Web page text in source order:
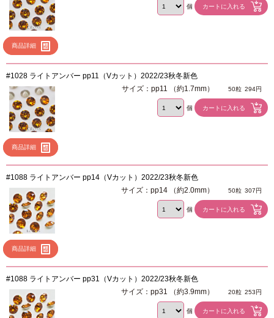
商品詳細
個
#1028 ライトアンバー pp11（Vカット）2022/23秋冬新色
商品詳細
サイズ：pp11 （約1.7mm） 50粒 294円
個
#1088 ライトアンバー pp14（Vカット）2022/23秋冬新色
商品詳細
サイズ：pp14 （約2.0mm） 50粒 307円
個
#1088 ライトアンバー pp31（Vカット）2022/23秋冬新色
サイズ：pp31 （約3.9mm） 20粒 253円
個